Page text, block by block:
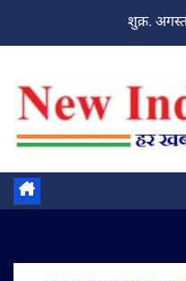
शुक्र.